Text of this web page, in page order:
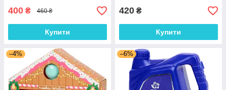
400 ₴ 460 ₴
Купити
420 ₴
Купити
–4% –6%